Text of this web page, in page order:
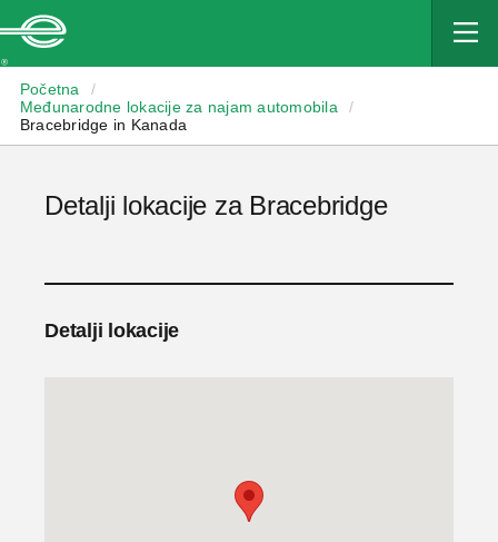
Početna
/
Međunarodne lokacije za najam automobila
/
Bracebridge in Kanada
Detalji lokacije za Bracebridge
Detalji lokacije